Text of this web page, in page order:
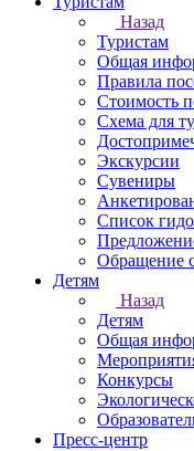
Назад
Туристам
Общая
Правила
Стоимость
Схема для
Экскурсии
Сувениры
Список
Обращение
Детям
Назад
Детям
Общая
Конкурсы
Пресс-центр